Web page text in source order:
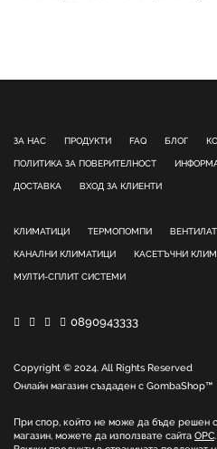
ЗА НАС ПРОДУКТИ FAQ БЛОГ
ПОЛИТИКА ЗА ПОВЕРИТЕЛНОСТ
ДОСТАВКА ВХОД ЗА КЛИЕНТИ
КЛИМАТИЦИ ТЕРМОПОМПИ
КАНАЛНИ КЛИМАТИЦИ КАСЕТЪЧНИ
МУЛТИ-СПЛИТ СИСТЕМИ
0890943333
Copyright © 2024. All Rights Reserved
Онлайн магазин създаден с GombaShop™
При спор, който не може да бъде решен
магазин, можете да използвате сайта ОРС.